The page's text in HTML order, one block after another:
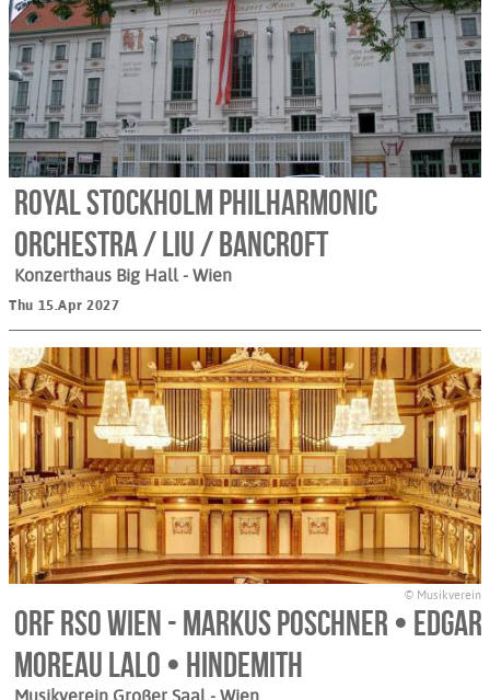
Royal Stockholm Philharmonic
Orchestra / Liu / Bancroft
Konzerthaus Big Hall - Wien
Thu 15.Apr 2027
© Musikverein
ORF RSO Wien - Markus Poschner • Edgar
Moreau Lalo • Hindemith